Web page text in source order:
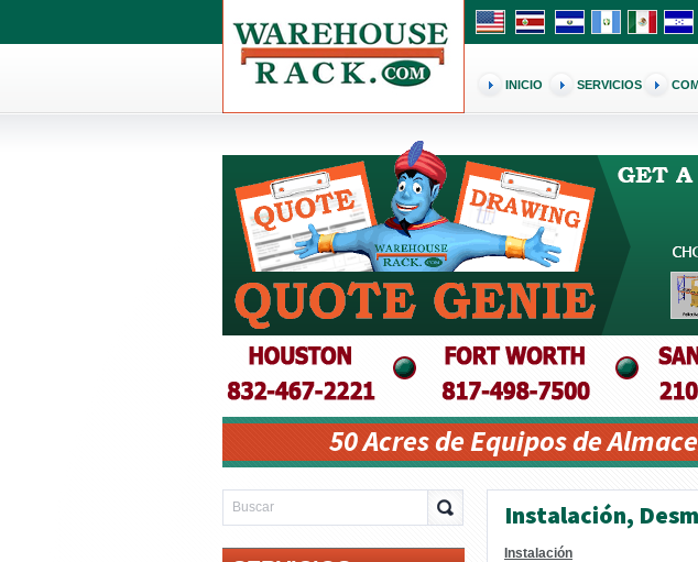
INICIO SERVICIOS
50 Acres de Equipos de
Instalación,
Instalación